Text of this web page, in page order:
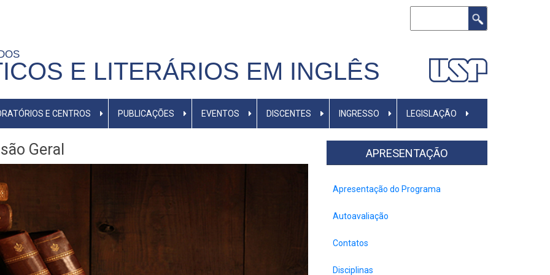
E LITERÁRIOS EM INGLÊS
E CENTROS PUBLICAÇÕES EVENTOS DISCENTES INGRESSO LEGISLAÇÃO
Geral APRESENTAÇÃO
Apresentação do Programa
Autoavaliação
Contatos
Disciplinas